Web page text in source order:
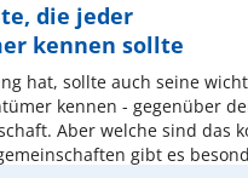
die jeder
kennen sollte
hat, sollte auch seine
kennen - gegenüber
Aber welche sind das
gibt es